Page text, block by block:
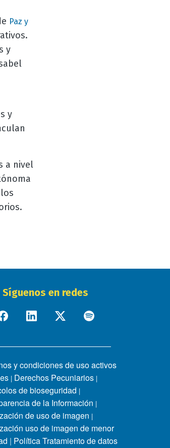
Paz y
y
y
a nivel
Síguenos en redes
y condiciones de uso activos
| Derechos Pecuniarios |
de bioseguridad |
de la Información |
de uso de imagen |
uso de imagen de menor
| Política Tratamiento de datos